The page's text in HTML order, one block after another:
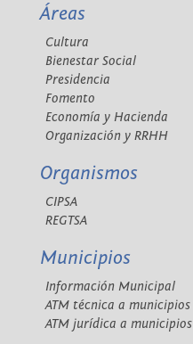
Áreas
Cultura
Bienestar Social
Presidencia
Fomento
Economía y Hacienda
Organización y RRHH
Organismos
CIPSA
REGTSA
Municipios
Información Municipal
ATM técnica a municipios
ATM jurídica a municipios